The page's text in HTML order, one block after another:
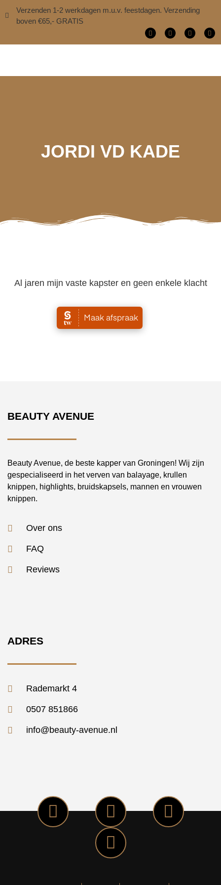
Verzenden 1-2 werkdagen m.u.v. feestdagen. Verzending
boven €65,- GRATIS
JORDI VD KADE
Al jaren mijn vaste kapster en geen enkele klacht
BEAUTY AVENUE
Beauty Avenue, de beste kapper van Groningen! Wij zijn
gespecialiseerd in het verven van balayage, krullen
knippen, highlights, bruidskapsels, mannen en vrouwen
knippen.
Over ons
FAQ
Reviews
ADRES
Rademarkt 4
0507 851866
info@beauty-avenue.nl